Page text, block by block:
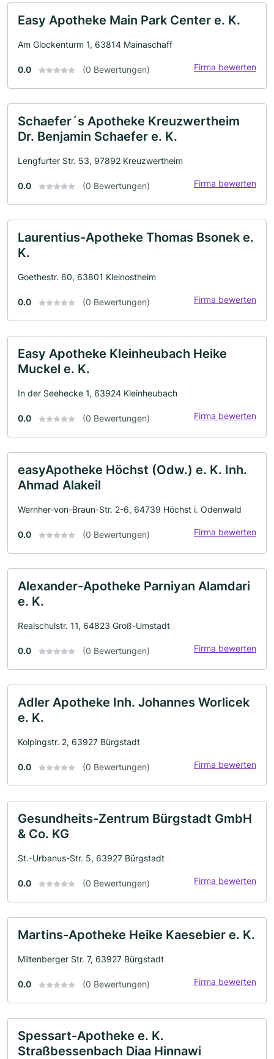
Easy Apotheke Main Park Center e. K.
Am Glockenturm 1, 63814 Mainaschaff
0.0 (0 Bewertungen) Firma bewerten
Schaefer´s Apotheke Kreuzwertheim
Dr. Benjamin Schaefer e. K.
Lengfurter Str. 53, 97892 Kreuzwertheim
0.0 (0 Bewertungen) Firma bewerten
Laurentius-Apotheke Thomas Bsonek e.
K.
Goethestr. 60, 63801 Kleinostheim
0.0 (0 Bewertungen) Firma bewerten
Easy Apotheke Kleinheubach Heike
Muckel e. K.
In der Seehecke 1, 63924 Kleinheubach
0.0 (0 Bewertungen) Firma bewerten
easyApotheke Höchst (Odw.) e. K. Inh.
Ahmad Alakeil
Wernher-von-Braun-Str. 2-6, 64739 Höchst i. Odenwald
0.0 (0 Bewertungen) Firma bewerten
Alexander-Apotheke Parniyan Alamdari
e. K.
Realschulstr. 11, 64823 Groß-Umstadt
0.0 (0 Bewertungen) Firma bewerten
Adler Apotheke Inh. Johannes Worlicek
e. K.
Kolpingstr. 2, 63927 Bürgstadt
0.0 (0 Bewertungen) Firma bewerten
Gesundheits-Zentrum Bürgstadt GmbH
& Co. KG
St.-Urbanus-Str. 5, 63927 Bürgstadt
0.0 (0 Bewertungen) Firma bewerten
Martins-Apotheke Heike Kaesebier e. K.
Miltenberger Str. 7, 63927 Bürgstadt
0.0 (0 Bewertungen) Firma bewerten
Spessart-Apotheke e. K.
Straßbessenbach Diaa Hinnawi